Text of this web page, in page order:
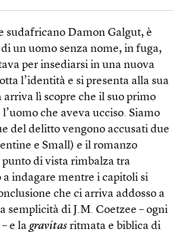
sudafricano Damon Galgut, è
un uomo senza nome, in fuga,
per insediarsi in una nuova
l’identità e si presenta alla sua
lì scopre che il suo primo
che aveva ucciso. Siamo
del delitto vengono accusati due
e Small) e il romanzo
di vista rimbalza tra
indagare mentre i capitoli si
che ci arriva addosso a
semplicità di J.M. Coetzee – ogni
– e lagravitas ritmata e biblica di